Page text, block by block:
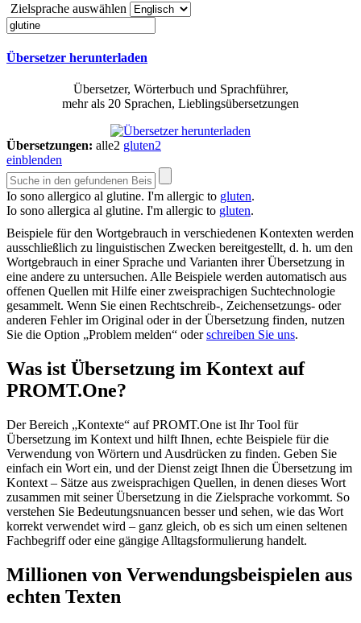
Zielsprache auswählen
Übersetzer herunterladen
Übersetzer, Wörterbuch und Sprachführer,
mehr als 20 Sprachen, Lieblingsübersetzungen
Übersetzungen: alle2 gluten2
einblenden
Io sono allergico al glutine. I'm allergic to gluten.
Io sono allergica al glutine. I'm allergic to gluten.
Beispiele für den Wortgebrauch in verschiedenen Kontexten werden
ausschließlich zu linguistischen Zwecken bereitgestellt, d. h. um den
Wortgebrauch in einer Sprache und Varianten ihrer Übersetzung in
eine andere zu untersuchen. Alle Beispiele werden automatisch aus
offenen Quellen mit Hilfe einer zweisprachigen Suchtechnologie
gesammelt. Wenn Sie einen Rechtschreib-, Zeichensetzungs- oder
anderen Fehler im Original oder in der Übersetzung finden, nutzen
Sie die Option „Problem melden“ oderschreiben Sie uns.
Was ist Übersetzung im Kontext auf
PROMT.One?
Der Bereich „Kontexte“ auf PROMT.One ist Ihr Tool für
Übersetzung im Kontext und hilft Ihnen, echte Beispiele für die
Verwendung von Wörtern und Ausdrücken zu finden. Geben Sie
einfach ein Wort ein, und der Dienst zeigt Ihnen die Übersetzung im
Kontext – Sätze aus zweisprachigen Quellen, in denen dieses Wort
zusammen mit seiner Übersetzung in die Zielsprache vorkommt. So
verstehen Sie Bedeutungsnuancen besser und sehen, wie das Wort
korrekt verwendet wird – ganz gleich, ob es sich um einen seltenen
Fachbegriff oder eine gängige Alltagsformulierung handelt.
Millionen von Verwendungsbeispielen aus
echten Texten